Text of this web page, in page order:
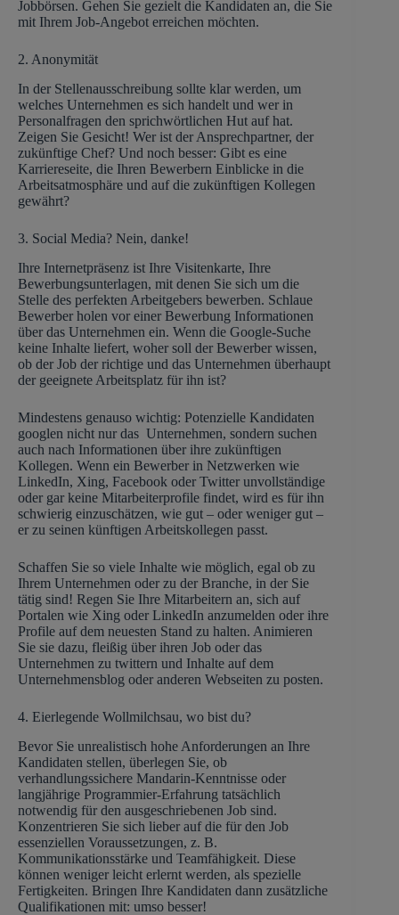
Jobbörsen. Gehen Sie gezielt die Kandidaten an, die Sie
mit Ihrem Job-Angebot erreichen möchten.
2. Anonymität
In der Stellenausschreibung sollte klar werden, um
welches Unternehmen es sich handelt und wer in
Personalfragen den sprichwörtlichen Hut auf hat.
Zeigen Sie Gesicht! Wer ist der Ansprechpartner, der
zukünftige Chef? Und noch besser: Gibt es eine
Karriereseite, die Ihren Bewerbern Einblicke in die
Arbeitsatmosphäre und auf die zukünftigen Kollegen
gewährt?
3. Social Media? Nein, danke!
Ihre Internetpräsenz ist Ihre Visitenkarte, Ihre
Bewerbungsunterlagen, mit denen Sie sich um die
Stelle des perfekten Arbeitgebers bewerben. Schlaue
Bewerber holen vor einer Bewerbung Informationen
über das Unternehmen ein. Wenn die Google-Suche
keine Inhalte liefert, woher soll der Bewerber wissen,
ob der Job der richtige und das Unternehmen überhaupt
der geeignete Arbeitsplatz für ihn ist?
Mindestens genauso wichtig: Potenzielle Kandidaten
googlen nicht nur das Unternehmen, sondern suchen
auch nach Informationen über ihre zukünftigen
Kollegen. Wenn ein Bewerber in Netzwerken wie
LinkedIn, Xing, Facebook oder Twitter unvollständige
oder gar keine Mitarbeiterprofile findet, wird es für ihn
schwierig einzuschätzen, wie gut – oder weniger gut –
er zu seinen künftigen Arbeitskollegen passt.
Schaffen Sie so viele Inhalte wie möglich, egal ob zu
Ihrem Unternehmen oder zu der Branche, in der Sie
tätig sind! Regen Sie Ihre Mitarbeitern an, sich auf
Portalen wie Xing oder LinkedIn anzumelden oder ihre
Profile auf dem neuesten Stand zu halten. Animieren
Sie sie dazu, fleißig über ihren Job oder das
Unternehmen zu twittern und Inhalte auf dem
Unternehmensblog oder anderen Webseiten zu posten.
4. Eierlegende Wollmilchsau, wo bist du?
Bevor Sie unrealistisch hohe Anforderungen an Ihre
Kandidaten stellen, überlegen Sie, ob
verhandlungssichere Mandarin-Kenntnisse oder
langjährige Programmier-Erfahrung tatsächlich
notwendig für den ausgeschriebenen Job sind.
Konzentrieren Sie sich lieber auf die für den Job
essenziellen Voraussetzungen, z. B.
Kommunikationsstärke und Teamfähigkeit. Diese
können weniger leicht erlernt werden, als spezielle
Fertigkeiten. Bringen Ihre Kandidaten dann zusätzliche
Qualifikationen mit: umso besser!